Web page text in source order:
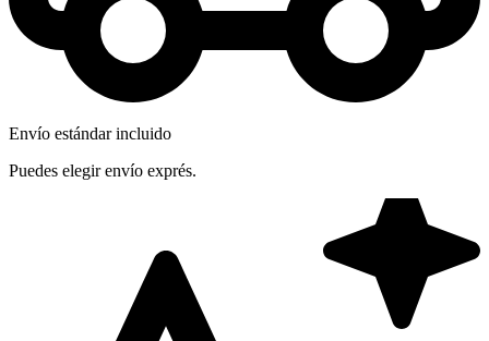
Envío estándar incluido
Puedes elegir envío exprés.